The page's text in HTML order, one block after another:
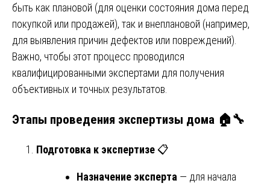
быть как плановой (для оценки состояния дома перед
покупкой или продажей), так и внеплановой (например,
для выявления причин дефектов или повреждений).
Важно, чтобы этот процесс проводился
квалифицированными экспертами для получения
объективных и точных результатов.
Этапы проведения экспертизы дома 🏠🔧
Подготовка к экспертизе 📋
Назначение эксперта — для начала